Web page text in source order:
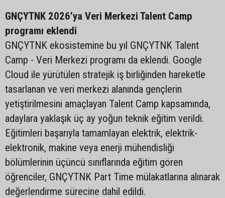
GNÇYTNK 2026’ya Veri Merkezi Talent Camp
programı eklendi
GNÇYTNK ekosistemine bu yıl GNÇYTNK Talent
Camp - Veri Merkezi programı da eklendi. Google
Cloud ile yürütülen stratejik iş birliğinden hareketle
tasarlanan ve veri merkezi alanında gençlerin
yetiştirilmesini amaçlayan Talent Camp kapsamında,
adaylara yaklaşık üç ay yoğun teknik eğitim verildi.
Eğitimleri başarıyla tamamlayan elektrik, elektrik-
elektronik, makine veya enerji mühendisliği
bölümlerinin üçüncü sınıflarında eğitim gören
öğrenciler, GNÇYTNK Part Time mülakatlarına alınarak
değerlendirme sürecine dahil edildi.